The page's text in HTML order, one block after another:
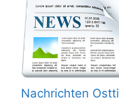
Nachrichten